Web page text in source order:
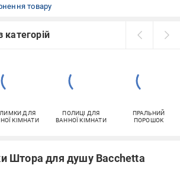
товару
ДЛЯ
КІМНАТИ
ПОЛИЦІ ДЛЯ
ВАННОЇ КІМНАТИ
ПРАЛЬНИЙ
ПОРОШОК
Штора для душу Bacchetta